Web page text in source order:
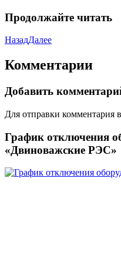
Продолжайте читать
НазадДалее
Комментарии
Добавить
Для отправки комментария
График отключения
«Двиноважские РЭС»